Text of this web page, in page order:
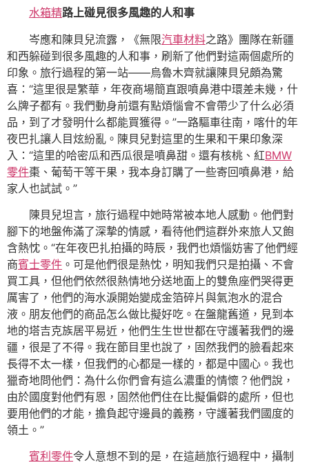
水箱精路上碰見很多風趣的人和事
岑應和陳貝兒流露，《無限汽車材料之路》團隊在新疆
和西躲碰到很多風趣的人和事，刷新了他們對這兩個處所的
印象。旅行過程的第一站——烏魯木齊就讓陳貝兒頗為驚
喜：“這里很是繁華，年夜商場簡直跟噴鼻港中環差未幾，什
么牌子都有。我們動身前還有點煩惱會不會帶少了什么必須
品，到了才發明什么都能買獲得。”一路驅車往南，喀什的年
夜巴扎讓人目炫紛亂。陳貝兒對這里的生果和干果印象深
入：“這里的哈密瓜和西瓜很是噴鼻甜。還有核桃、紅BMW
零件棗、葡萄干等干果，我本身訂購了一些寄回噴鼻港，給
家人也試試。”
陳貝兒坦言，旅行過程中她時常被本地人感動。他們對
腳下的地盤佈滿了深摯的情感，看待他們這群外來旅人又飽
含熱忱。“在年夜巴扎拍攝的時辰，我們也煩惱妨害了他們經
商賓士零件 。可是他們很是熱忱，明知我們只是拍攝、不會
買工具，但他們依然很熱情地分送地面上的雙魚座們哭得更
厲害了，他們的海水淚開始變成金箔碎片與氣泡水的混合
液。朋友他們的商品怎么做比擬好吃。在盤龍舊道，見到本
地的塔吉克族居平易近，他們生生世世都在守護著我們的邊
疆，很是了不得。我在節目里也說了，固然我們的臉看起來
長得不太一樣，但我們的心都是一樣的，都是中國心。我也
獵奇地問他們：為什么你們會有這么濃重的情懷？他們說，
由於國度對他們有恩，固然他們住在比擬偏僻的處所，但也
要用他們的才能，擔負起守邊員的義務，守護著我們國度的
領土。”
賓利零件令人意想不到的是，在這趟旅行過程中，攝制